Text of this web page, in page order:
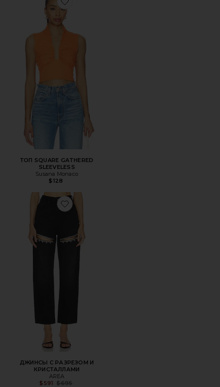
Favorite ТОП SQUARE GATHERED SLEEVELESS
ТОП SQUARE GATHERED
SLEEVELESS
Susana Monaco
$128
Favorite ДЖИНСЫ С РАЗРЕЗОМ И КРИСТАЛЛАМИ
ДЖИНСЫ С РАЗРЕЗОМ И
КРИСТАЛЛАМИ
AREA
$591
Previous price:
$695